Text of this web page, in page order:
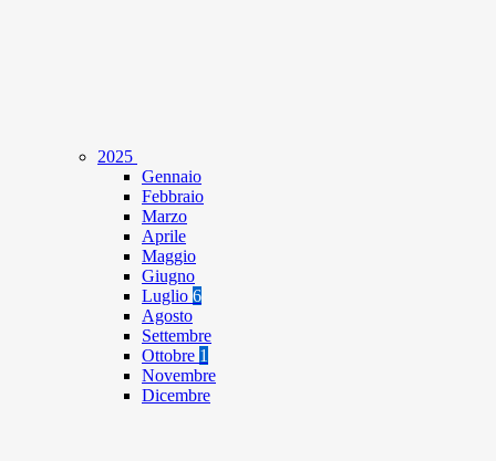
2025
Gennaio
Febbraio
Marzo
Aprile
Maggio
Giugno
Luglio 6
Agosto
Settembre
Ottobre 1
Novembre
Dicembre